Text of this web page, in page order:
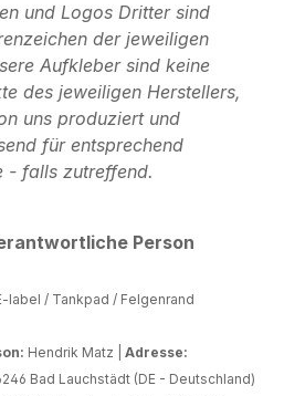
und Logos Dritter sind
der jeweiligen
Aufkleber sind keine
des jeweiligen Herstellers,
uns produziert und
für entsprechend
- falls zutreffend.
Person
label / Tankpad / Felgenrand
Hendrik Matz | Adresse:
Bad Lauchstädt (DE - Deutschland)